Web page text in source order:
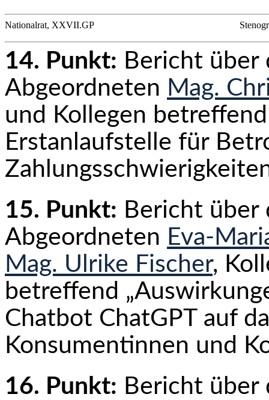
Nationalrat, XXVII.GP
14. Punkt: Bericht
Abgeordneten Mag.
und Kollegen
Erstanlaufstelle für
15. Punkt: Bericht
Abgeordneten Eva-
Mag. Ulrike Fischer,
betreffend
Chatbot ChatGPT auf
Konsumentinnen und
16. Punkt: Bericht